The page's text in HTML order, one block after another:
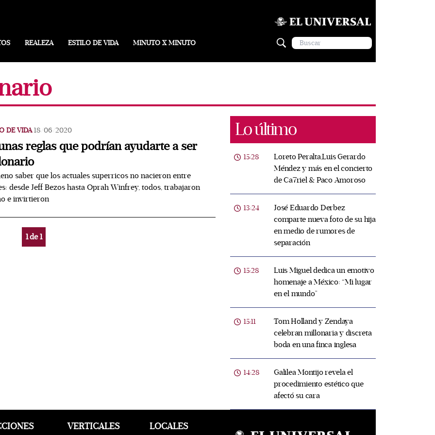
REALEZA ESTILO DE VIDA MINUTO X MINUTO
DE VIDA 18/06/2020
reglas que podrían ayudarte a ser
saber que los actuales superricos no nacieron entre
desde Jeff Bezos hasta Oprah Winfrey, todos, trabajaron
e invirtieron
1de1
Lo último
15:28
Loreto Peralta,Luis Gerardo
Méndez y más en el concierto
de Ca7riel & Paco Amoroso
13:24
José Eduardo Derbez
comparte nueva foto de su hija
en medio de rumores de
separación
15:28
Luis Miguel dedica un emotivo
homenaje a México: “Mi lugar
en el mundo”
15:11
Tom Holland y Zendaya
celebran millonaria y discreta
boda en una finca inglesa
14:28
Galilea Montijo revela el
procedimiento estético que
afectó su cara
VERTICALES LOCALES